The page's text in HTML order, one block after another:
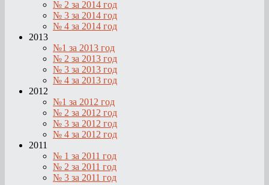
№ 2 за 2014 год
№ 3 за 2014 год
№ 4 за 2014 год
2013
№1 за 2013 год
№ 2 за 2013 год
№ 3 за 2013 год
№ 4 за 2013 год
2012
№1 за 2012 год
№ 2 за 2012 год
№ 3 за 2012 год
№ 4 за 2012 год
2011
№ 1 за 2011 год
№ 2 за 2011 год
№ 3 за 2011 год